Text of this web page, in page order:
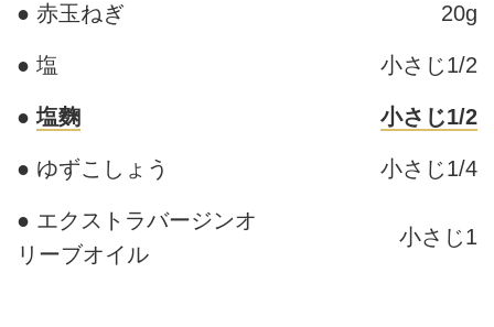
● 赤玉ねぎ 20g
● 塩 小さじ1/2
●塩麴 小さじ1/2
● ゆずこしょう 小さじ1/4
● エクストラバージンオ
リーブオイル
小さじ1